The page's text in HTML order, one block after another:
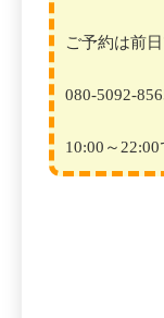
ご予約は前日
080-5092-
10:00～22:00